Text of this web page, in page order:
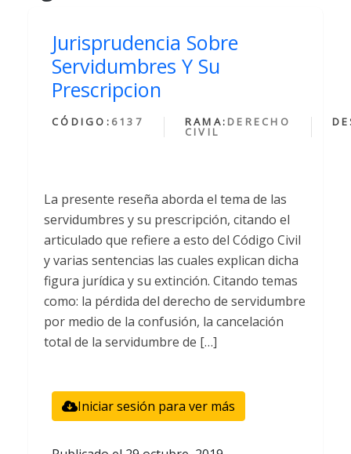
Jurisprudencia Sobre
Servidumbres Y Su
Prescripcion
CÓDIGO: 6137 RAMA: DERECHO
CIVIL
La presente reseña aborda el tema de las
servidumbres y su prescripción, citando el
articulado que refiere a esto del Código Civil
y varias sentencias las cuales explican dicha
figura jurídica y su extinción. Citando temas
como: la pérdida del derecho de servidumbre
por medio de la confusión, la cancelación
total de la servidumbre de […]
Iniciar sesión para ver más